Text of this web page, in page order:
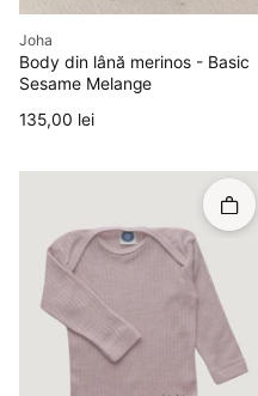
Body din lână merinos - Basic
Sesame Melange
Producător
Joha
Preț
135,00 lei